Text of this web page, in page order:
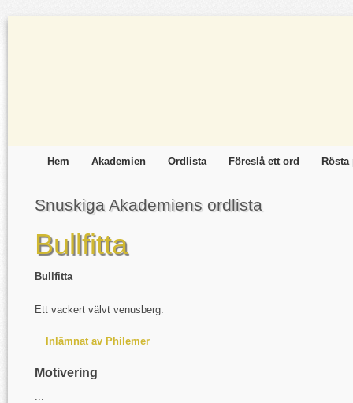
Hem Akademien Ordlista Föreslå ett ord
Snuskiga Akademiens ordlista
Bullfitta
Bullfitta
Ett vackert välvt venusberg.
Inlämnat av Philemer
Motivering
...